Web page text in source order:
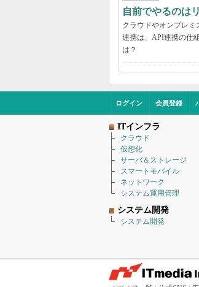
自前でやるのは
クラウドやオンプレ
連携は、API連携の仕
は？
ログイン 会員登録
ITインフラ
クラウド
仮想化
サーバ＆ストレージ
スマートモバイル
ネットワーク
システム運用管理
システム開発
システム開発